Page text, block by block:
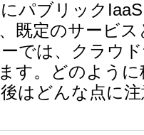
パブリック
既定のサービ
では、クラウ
す。どのよう
はどんな点に